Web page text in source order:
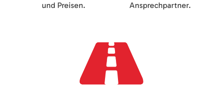
und Preisen.
Ansprechpartner.